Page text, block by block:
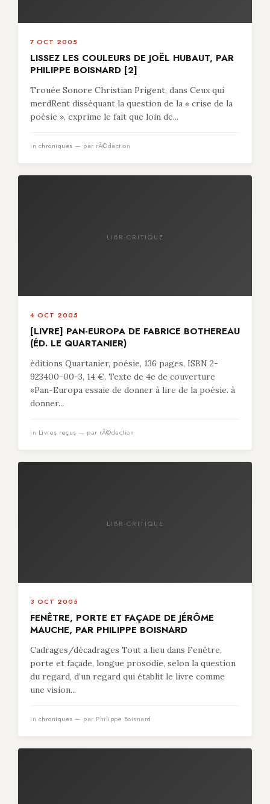
7 OCT 2005
LISSEZ LES COULEURS DE JOËL HUBAUT, PAR
PHILIPPE BOISNARD [2]
Trouée Sonore Christian Prigent, dans Ceux qui
merdRent disséquant la question de la « crise de la
poésie », exprime le fait que loin de...
in chroniques — par rÃ©daction
LIBR-CRITIQUE
4 OCT 2005
[LIVRE] PAN-EUROPA DE FABRICE BOTHEREAU
(ÉD. LE QUARTANIER)
éditions Quartanier, poésie, 136 pages, ISBN 2-
923400-00-3, 14 €. Texte de 4e de couverture
«Pan-Europa essaie de donner à lire de la poésie. à
donner...
in Livres reçus — par rÃ©daction
LIBR-CRITIQUE
3 OCT 2005
FENÊTRE, PORTE ET FAÇADE DE JÉRÔME
MAUCHE, PAR PHILIPPE BOISNARD
Cadrages/décadrages Tout a lieu dans Fenêtre,
porte et façade, longue prosodie, selon la question
du regard, d’un regard qui établit le livre comme
une vision...
in chroniques — par Philippe Boisnard